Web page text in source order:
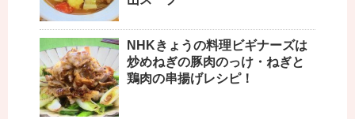
NHKきょうの料理ビギナーズは
炒めねぎの豚肉のっけ・ねぎと
鶏肉の串揚げレシピ！